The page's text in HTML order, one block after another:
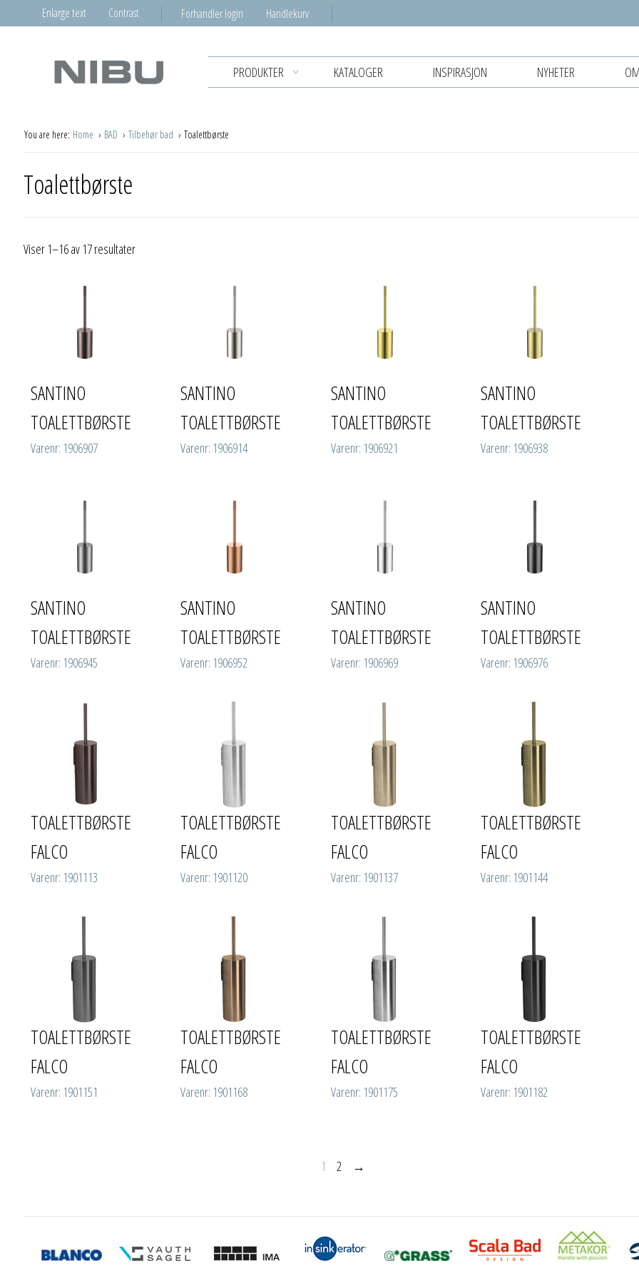
Enlarge text Contrast Forhandler login Handlekurv
PRODUKTER KATALOGER INSPIRASJON NYHETER
You are here: Home BAD Tilbehør bad Toalettbørste
Toalettbørste
Viser 1–16 av 17 resultater
SANTINO
TOALETTBØRSTE
Varenr: 1906907
SANTINO
TOALETTBØRSTE
Varenr: 1906914
SANTINO
TOALETTBØRSTE
Varenr: 1906921
SANTINO
TOALETTBØRSTE
Varenr: 1906938
SANTINO
TOALETTBØRSTE
Varenr: 1906945
SANTINO
TOALETTBØRSTE
Varenr: 1906952
SANTINO
TOALETTBØRSTE
Varenr: 1906969
SANTINO
TOALETTBØRSTE
Varenr: 1906976
TOALETTBØRSTE
FALCO
Varenr: 1901113
TOALETTBØRSTE
FALCO
Varenr: 1901120
TOALETTBØRSTE
FALCO
Varenr: 1901137
TOALETTBØRSTE
FALCO
Varenr: 1901144
TOALETTBØRSTE
FALCO
Varenr: 1901151
TOALETTBØRSTE
FALCO
Varenr: 1901168
TOALETTBØRSTE
FALCO
Varenr: 1901175
TOALETTBØRSTE
FALCO
Varenr: 1901182
1 2 →